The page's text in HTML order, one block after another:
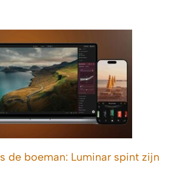
de boeman: Luminar spint zijn